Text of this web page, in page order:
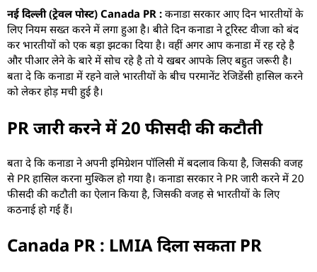
नई दिल्ली (ट्रेवल पोस्ट) Canada PR : कनाडा सरकार आए दिन भारतीयों के
लिए नियम सख्त करने में लगा हुआ है। बीते दिन कनाडा ने टूरिस्ट वीजा को बंद
कर भारतीयों को एक बड़ा झटका दिया है। वहीं अगर आप कनाडा में रह रहे है
और पीआर लेने के बारे में सोच रहे है तो ये खबर आपके लिए बहुत जरूरी है।
बता दे कि कनाडा में रहने वाले भारतीयों के बीच परमानेंट रेजिडेंसी हासिल करने
को लेकर होड़ मची हुई है।
PR जारी करने में 20 फीसदी की कटौती
बता दे कि कनाडा ने अपनी इमिग्रेशन पॉलिसी में बदलाव किया है, जिसकी वजह
से PR हासिल करना मुश्किल हो गया है। कनाडा सरकार ने PR जारी करने में 20
फीसदी की कटौती का ऐलान किया है, जिसकी वजह से भारतीयों के लिए
कठनाई हो गई हैं।
Canada PR : LMIA दिला सकता PR